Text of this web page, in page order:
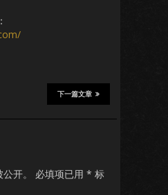
下一篇文章
开。 必填项已用 * 标